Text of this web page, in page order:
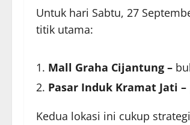
Untuk hari Sabtu, 27
titik utama:
Mall Graha Cijantung –
Pasar Induk Kramat Jati –
Kedua lokasi ini cukup